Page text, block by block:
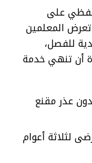
على
المعلمين
للفصل،
أن تنهي خدمة
عذر مقنع
لثلاثة أعوام